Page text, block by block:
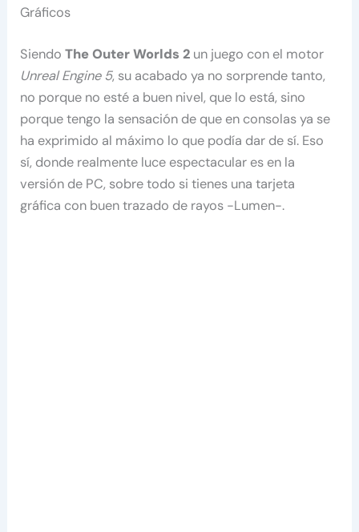
Gráficos
SiendoThe Outer Worlds 2 un juego con el motor
Unreal Engine 5, su acabado ya no sorprende tanto,
no porque no esté a buen nivel, que lo está, sino
porque tengo la sensación de que en consolas ya se
ha exprimido al máximo lo que podía dar de sí. Eso
sí, donde realmente luce espectacular es en la
versión de PC, sobre todo si tienes una tarjeta
gráfica con buen trazado de rayos -Lumen-.